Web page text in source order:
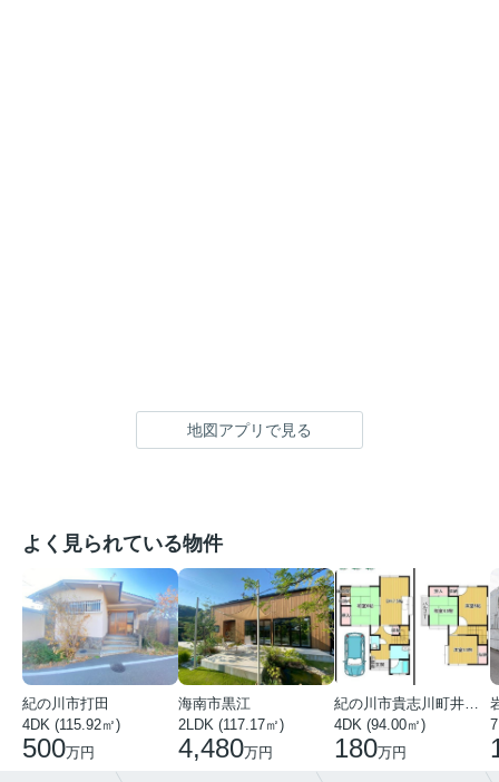
地図アプリで見る
よく見られている物件
紀の川市打田
4DK (115.92㎡)
500万円
海南市黒江
2LDK (117.17㎡)
4,480万円
紀の川市貴志川町井ノ口
4DK (94.00㎡)
180万円